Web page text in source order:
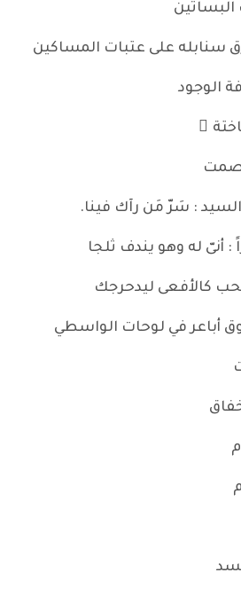
سنابله على عتبات المساكين
الوجود
السيد : سَرّ مَن رآك فينا.
: أنىّ له وهو يندف ثلجا
كالأفعى ليدحرجك
أباعر في لوحات الواسطي